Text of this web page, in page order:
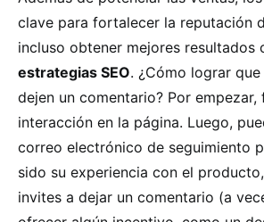
clave para fortalecer la reputación
incluso obtener mejores resultados
estrategias SEO. ¿Cómo lograr
dejen un comentario? Por empezar,
interacción en la página. Luego,
correo electrónico de seguimiento
sido su experiencia con el
invites a dejar un comentario (a